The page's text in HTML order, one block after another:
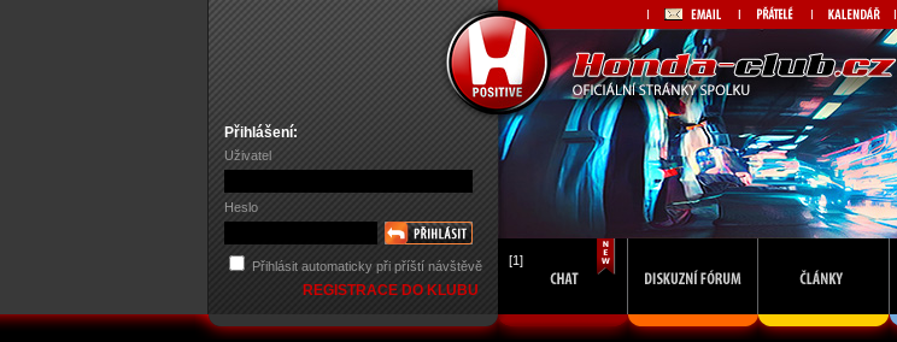
Přihlášení:
Uživatel
Heslo
Přihlásit automaticky při příští návštěvě
REGISTRACE DO KLUBU
[1]